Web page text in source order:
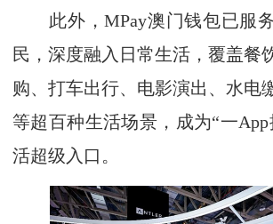
此外，MPay澳门钱包已服
民，深度融入日常生活，覆盖餐
购、打车出行、电影演出、水电
等超百种生活场景，成为“一
活超级入口。